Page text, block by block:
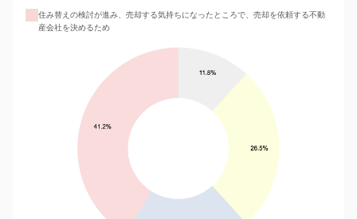
住み替えの検討が進み、売却する気持ちになったところで、売却を依頼する不動
産会社を決めるため